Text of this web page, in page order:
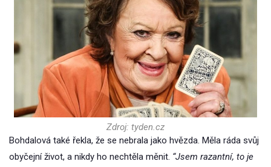
Zdroj: tyden.cz
Bohdalová také řekla, že se nebrala jako hvězda. Měla ráda svůj
obyčejní život, a nikdy ho nechtěla měnit. “Jsem razantní, to je